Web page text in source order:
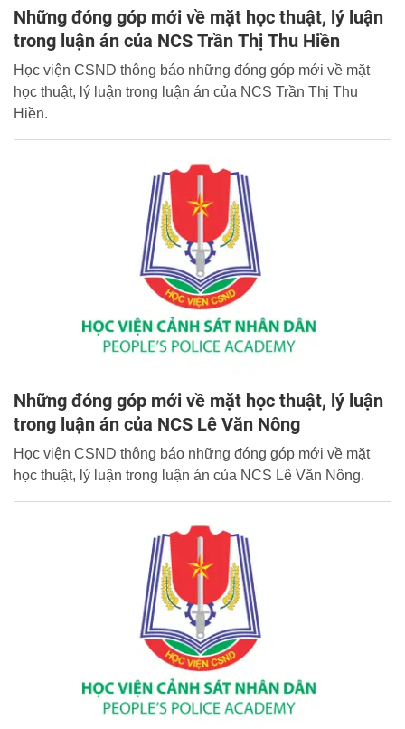
Những đóng góp mới về mặt học thuật, lý luận
trong luận án của NCS Trần Thị Thu Hiền
Học viện CSND thông báo những đóng góp mới về mặt
học thuật, lý luận trong luận án của NCS Trần Thị Thu
Hiền.
Những đóng góp mới về mặt học thuật, lý luận
trong luận án của NCS Lê Văn Nông
Học viện CSND thông báo những đóng góp mới về mặt
học thuật, lý luận trong luận án của NCS Lê Văn Nông.